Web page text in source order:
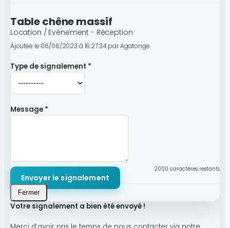
Table chêne massif
Location / Evénement - Réception
Ajoutée le 06/06/2023 à 16:27:34 par Agatonge
Type de signalement *
Message *
2000 caractères restants
Envoyer le signalement
Fermer
Votre signalement a bien été envoyé !